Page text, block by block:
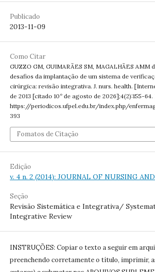
Publicado
2013-11-09
Como Citar
GUZZO GM, GUIMARÃES SM, MAGALHÃES AMM
desafios da implantação de um sistema de
cirúrgica: revisão integrativa. J. nurs. health.
de 2013 [citado 10º de agosto de 2026];4(2):155-
https://periodicos.ufpel.edu.br/index.php/
393
Fomatos de Citação
Edição
v. 4 n. 2 (2014): JOURNAL OF NURSING
Seção
Revisão Sistemática e Integrativa/
Integrative Review
INSTRUÇÕES: Copiar o texto a seguir em
preenchendo corretamente o título, imprimir,